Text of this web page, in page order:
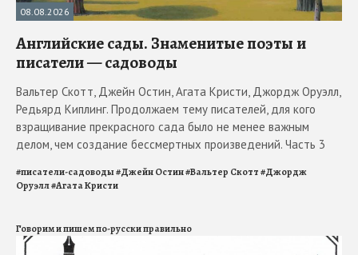
08.08.2026
Английские сады. Знаменитые поэты и
писатели — садоводы
Вальтер Скотт, Джейн Остин, Агата Кристи, Джордж Оруэлл,
Редьярд Киплинг. Продолжаем тему писателей, для кого
взращивание прекрасного сада было не менее важным
делом, чем создание бессмертных произведений. Часть 3
#писатели-садоводы#Джейн Остин#Вальтер Скотт#Джордж
Оруэлл#Агата Кристи
Говорим и пишем по-русски правильно